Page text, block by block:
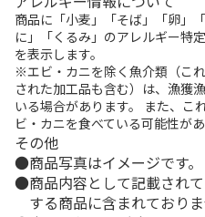
商品に「小麦」「そば」「卵」
に」「くるみ」のアレルギー特
を表示します。
※エビ・カニを除く魚介類（こ
された加工品も含む）は、漁獲
いる場合があります。 また、こ
ビ・カニを食べている可能性があ
その他
商品写真はイメージです。
商品内容として記載され
する商品に含まれておりま